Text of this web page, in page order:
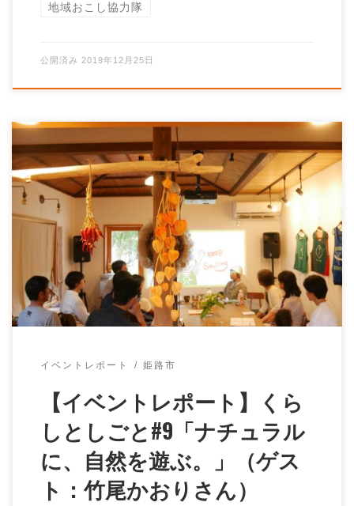
地域おこし協力隊
公開済み 2019年12月25日
てくてくひめじさんの「かきくけコラム」更新されまし
た！ くらしとしごと#9「ナチュラルに、自然を遊
ぶ。」 「特定非営利活動法人greenbi […]
イベントレポート 姫路市
【イベントレポート】くら
しとしごと#9「ナチュラル
に、自然を遊ぶ。」（ゲス
ト：竹尾かおりさん）